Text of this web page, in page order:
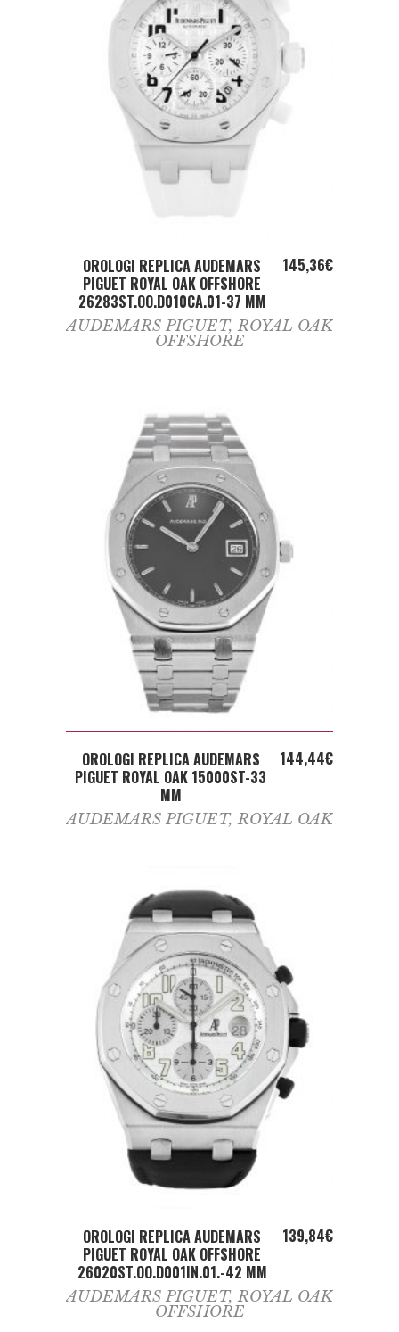
ADD TO CART
OROLOGI REPLICA AUDEMARS
PIGUET ROYAL OAK OFFSHORE
26283ST.OO.D010CA.01-37 MM
145,36€
AUDEMARS PIGUET, ROYAL OAK
OFFSHORE
ADD TO CART
OROLOGI REPLICA AUDEMARS
PIGUET ROYAL OAK 15000ST-33
MM
144,44€
AUDEMARS PIGUET, ROYAL OAK
ADD TO CART
OROLOGI REPLICA AUDEMARS
PIGUET ROYAL OAK OFFSHORE
26020ST.OO.D001IN.01.-42 MM
139,84€
AUDEMARS PIGUET, ROYAL OAK
OFFSHORE